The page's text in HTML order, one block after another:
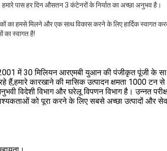
हमारे पास हर दिन औसतन 3 कंटेनरों के निर्यात का अच्छा अनुभव है।
का हमसे मिलने और एक साथ विकास करने के लिए हार्दिक स्वागत
स्वागत है!
में 30 मिलियन आरएमबी युआन की पंजीकृत पूंजी के
हैं,हमारे कारखाने की मासिक उत्पादन क्षमता 1000
विदेशी विभाग और घरेलू विपणन विभाग है। उन्नत
को पूरा करने के लिए सबसे अच्छा उत्पादों और